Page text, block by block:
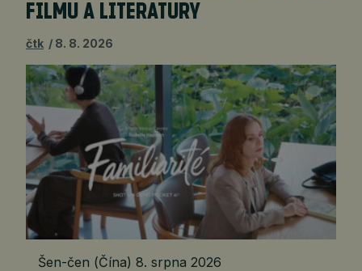
FILMU A LITERATURY
čtk 8. 8. 2026
Šen-čen (Čína) 8. srpna 2026